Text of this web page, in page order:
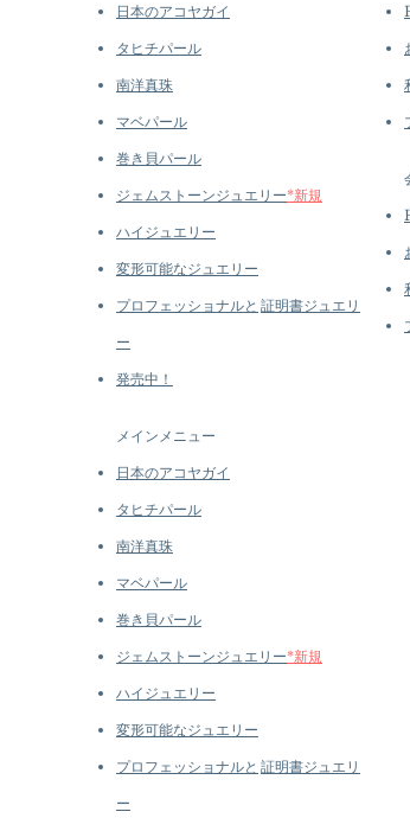
日本のアコヤガイ
タヒチパール
南洋真珠
マベパール
巻き貝パール
ジェムストーンジュエリー*新規
ハイジュエリー
変形可能なジュエリー
プロフェッショナルと 証明書ジュエリ
ー
発売中！
メインメニュー
日本のアコヤガイ
タヒチパール
南洋真珠
マベパール
巻き貝パール
ジェムストーンジュエリー*新規
ハイジュエリー
変形可能なジュエリー
プロフェッショナルと 証明書ジュエリ
ー